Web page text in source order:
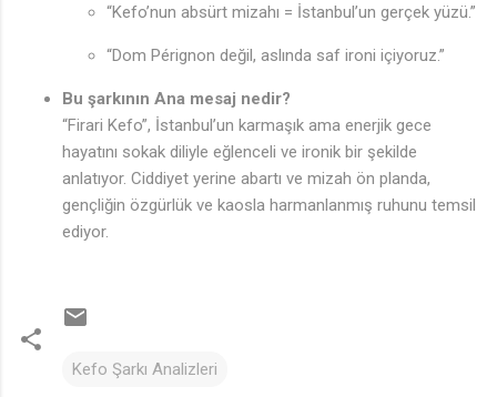
“Kefo’nun absürt mizahı = İstanbul’un gerçek yüzü.”
“Dom Pérignon değil, aslında saf ironi içiyoruz.”
Bu şarkının Ana mesaj nedir?
“Firari Kefo”, İstanbul’un karmaşık ama enerjik gece
hayatını sokak diliyle eğlenceli ve ironik bir şekilde
anlatıyor. Ciddiyet yerine abartı ve mizah ön planda,
gençliğin özgürlük ve kaosla harmanlanmış ruhunu temsil
ediyor.
Kefo Şarkı Analizleri